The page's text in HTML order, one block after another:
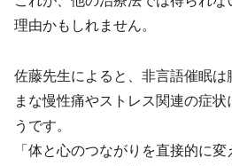
理由かもしれません。
佐藤先生によると、非言語催眠
まな慢性痛やストレス関連の症
うです。
「体と心のつながりを直接的に